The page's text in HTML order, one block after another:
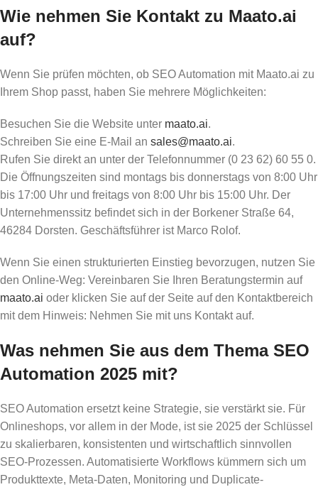
Wie nehmen Sie Kontakt zu Maato.ai
auf?
Wenn Sie prüfen möchten, ob SEO Automation mit Maato.ai zu
Ihrem Shop passt, haben Sie mehrere Möglichkeiten:
Besuchen Sie die Website unter maato.ai.
Schreiben Sie eine E-Mail an sales@maato.ai.
Rufen Sie direkt an unter der Telefonnummer (0 23 62) 60 55 0.
Die Öffnungszeiten sind montags bis donnerstags von 8:00 Uhr
bis 17:00 Uhr und freitags von 8:00 Uhr bis 15:00 Uhr. Der
Unternehmenssitz befindet sich in der Borkener Straße 64,
46284 Dorsten. Geschäftsführer ist Marco Rolof.
Wenn Sie einen strukturierten Einstieg bevorzugen, nutzen Sie
den Online-Weg: Vereinbaren Sie Ihren Beratungstermin auf
maato.ai oder klicken Sie auf der Seite auf den Kontaktbereich
mit dem Hinweis: Nehmen Sie mit uns Kontakt auf.
Was nehmen Sie aus dem Thema SEO
Automation 2025 mit?
SEO Automation ersetzt keine Strategie, sie verstärkt sie. Für
Onlineshops, vor allem in der Mode, ist sie 2025 der Schlüssel
zu skalierbaren, konsistenten und wirtschaftlich sinnvollen
SEO-Prozessen. Automatisierte Workflows kümmern sich um
Produkttexte, Meta-Daten, Monitoring und Duplicate-